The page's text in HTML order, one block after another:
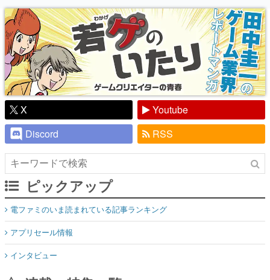
り】
X
Youtube
Discord
RSS
ピックアップ
電ファミのいま読まれている記事ランキング
アプリセール情報
インタビュー